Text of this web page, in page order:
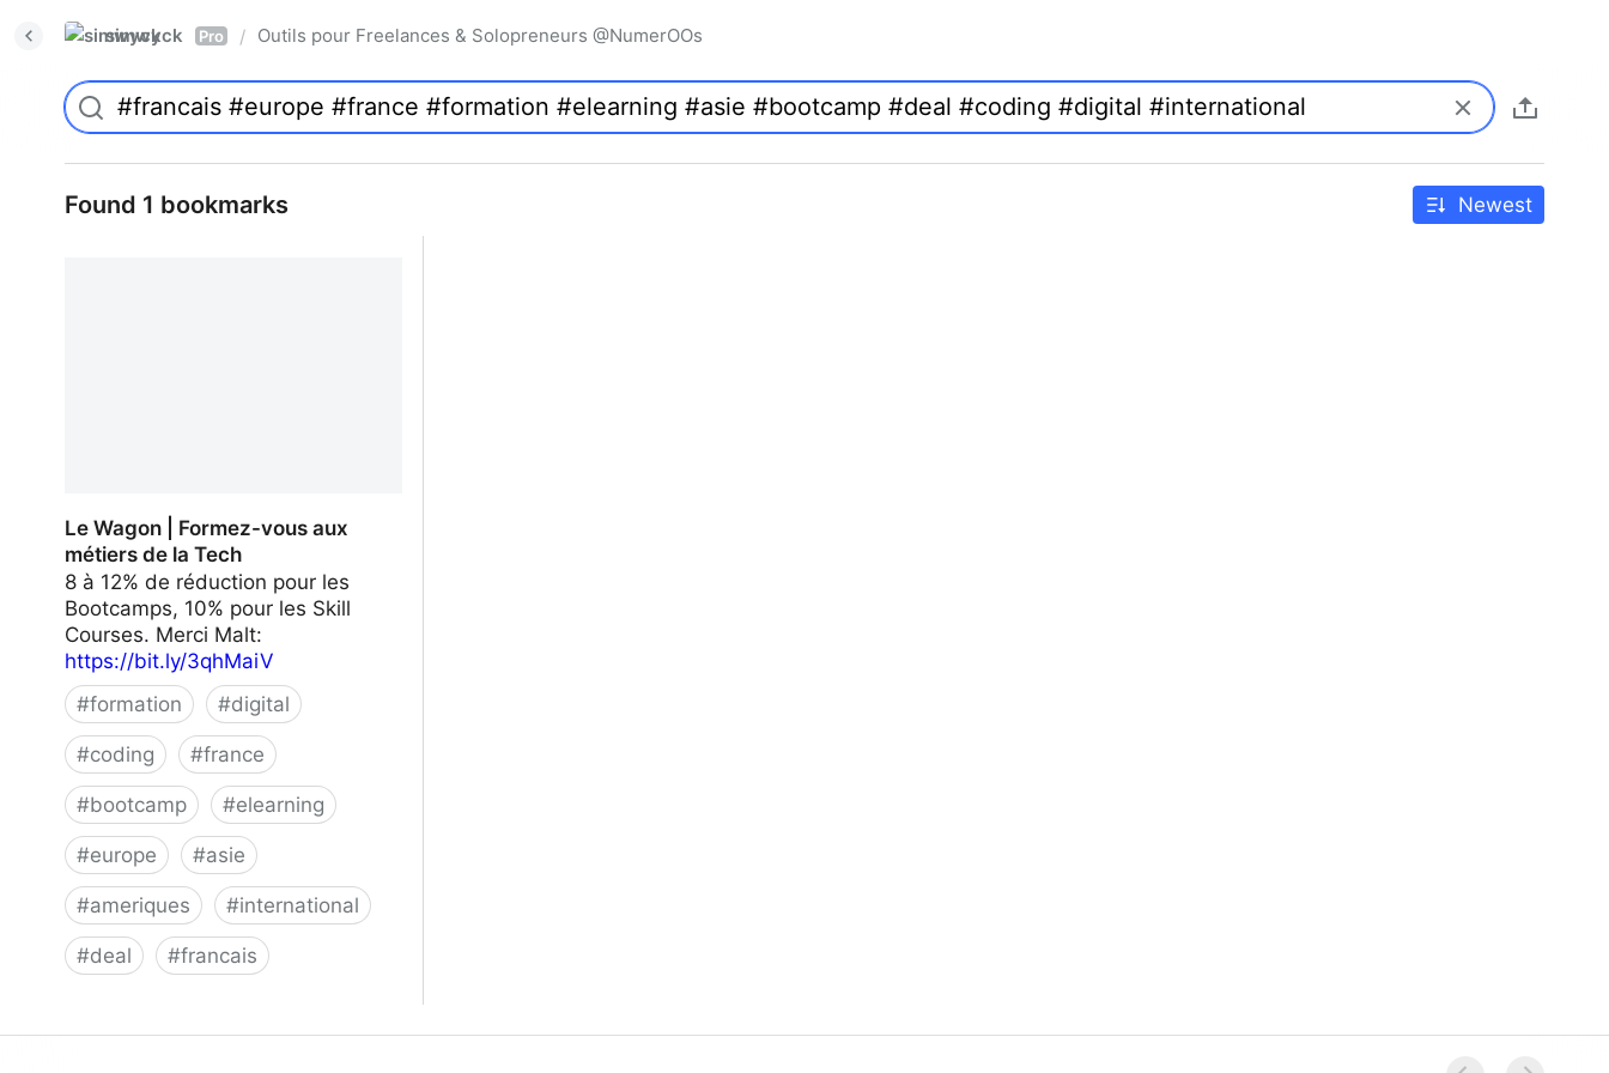
simwyck Pro / Outils pour Freelances & Solopreneurs @NumerOOs
Found 1 bookmarks Newest
Le Wagon | Formez-vous aux
métiers de la Tech
8 à 12% de réduction pour les
Bootcamps, 10% pour les Skill
Courses. Merci Malt:
https://bit.ly/3qhMaiV
#formation #digital
#coding #france
#bootcamp #elearning
#europe #asie
#ameriques #international
#deal #francais